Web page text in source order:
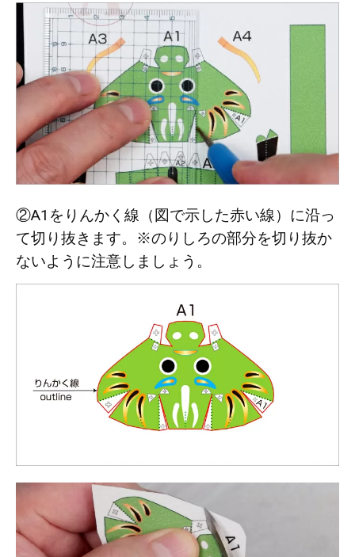
②A1をりんかく線（図で示した赤い線）に沿っ
て切り抜きます。※のりしろの部分を切り抜か
ないように注意しましょう。